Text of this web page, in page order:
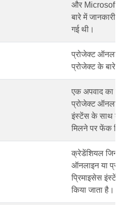
और Microsoft
बारे में जानकारी
गई थी।
प्रोजेक्ट
प्रोजेक्ट के बारे में
एक अपवाद का
प्रोजेक्ट
इंस्टेंस के साथ
मिलने पर फेंक
क्रेडेंशियल
ऑनलाइन या
प्रिमाइसेस
किया जाता है।